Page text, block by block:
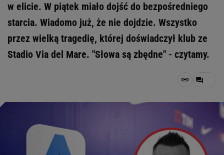
w elicie. W piątek miało dojść do bezpośredniego
starcia. Wiadomo już, że nie dojdzie. Wszystko
przez wielką tragedię, której doświadczył klub ze
Stadio Via del Mare. "Słowa są zbędne" - czytamy.